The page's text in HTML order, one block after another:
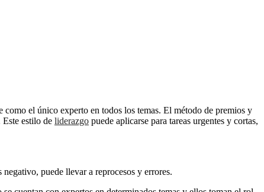
el único experto en todos los temas. El método de premios y
estilo de liderazgo puede aplicarse para tareas urgentes y cortas,
puede llevar a reprocesos y errores.